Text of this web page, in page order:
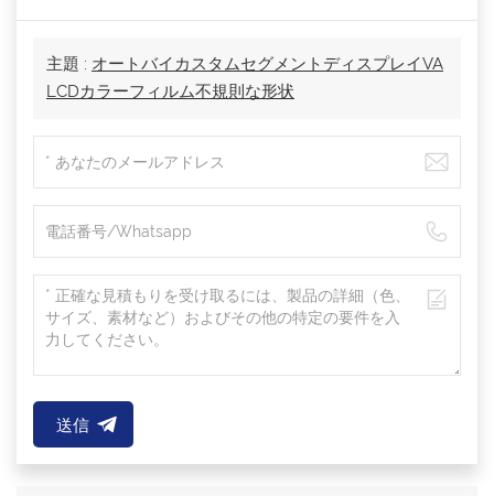
主題 : オートバイカスタムセグメントディスプレイVA
LCDカラーフィルム不規則な形状
送信